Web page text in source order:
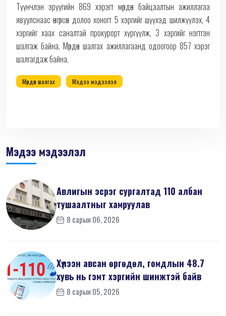
Түүнчлэн эрүүгийн 869 хэрэгт мөрдөн байцаалтын ажиллагаа
явуулснаас өнгөрсөн долоо хоногт 5 хэргийг шүүхэд шилжүүлэх, 4
хэргийг хаах саналтай прокурорт хүргүүлж, 3 хэргийг нэгтгэн
шалгаж байна. Мөрдөн шалгах ажиллагаанд одоогоор 857 хэрэг
шалгагдаж байна.
Мөрдөн шалгах Мэдээ мэдээлэл
Мэдээ мэдээлэл
Авлигын эсрэг сургалтад 110 албан
тушаалтныг хамруулав
8 сарын 06, 2026
Хүлээн авсан өргөдөл, гомдлын 48.7
хувь нь гэмт хэргийн шинжтэй байв
8 сарын 05, 2026